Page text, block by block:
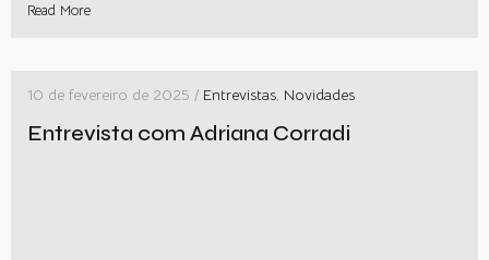
Read More
10 de fevereiro de 2025 / Entrevistas, Novidades
Entrevista com Adriana Corradi